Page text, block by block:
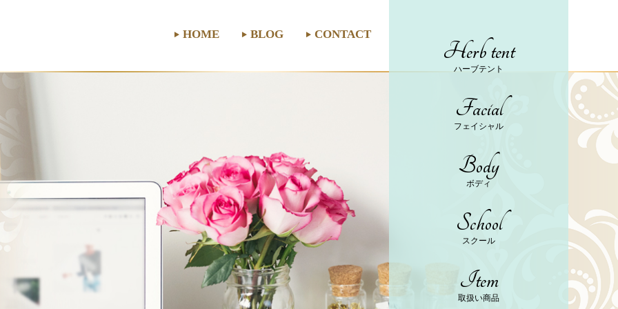
HOME BLOG CONTACT
Herb tent
ハーブテント
Facial
フェイシャル
Body
ボディ
School
スクール
Item
取扱い商品